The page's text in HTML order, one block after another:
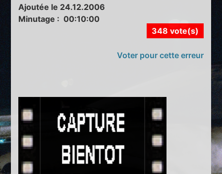
Ajoutée le 24.12.2006
Minutage : 00:10:00
348 vote(s)
Voter pour cette erreur